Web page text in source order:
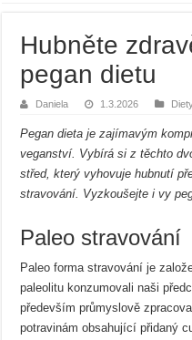
Hubněte
pegan dietu
Daniela 1.3.2026
Pegan dieta je zajímavým
veganství. Vybírá si z těchto
střed, který vyhovuje hubnutí
stravování. Vyzkoušejte i vy
Paleo stravování
Paleo forma stravování je
paleolitu konzumovali naši
především průmyslově
potravinám obsahující přidaný